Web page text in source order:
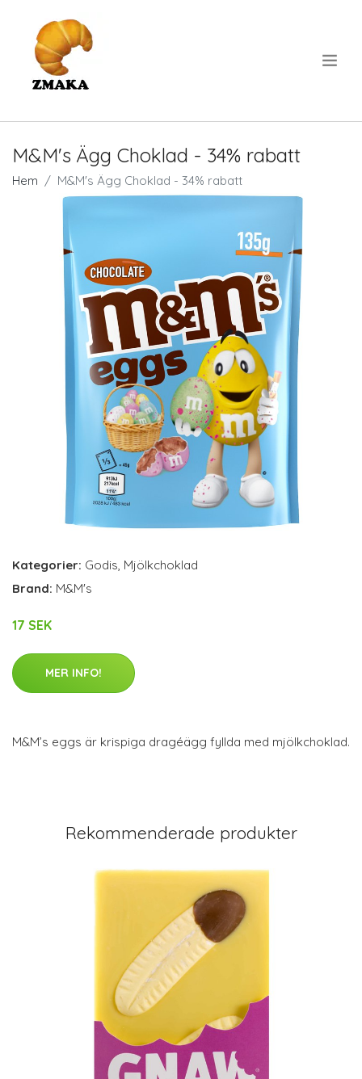
M&M's Ägg Choklad - 34% rabatt
Hem M&M's Ägg Choklad - 34% rabatt
Kategorier: Godis, Mjölkchoklad
Brand: M&M's
17 SEK
MER INFO!
M&M’s eggs är krispiga dragéägg fyllda med mjölkchoklad.
Rekommenderade produkter